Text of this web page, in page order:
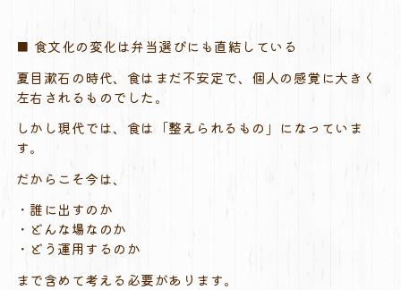
■ 食文化の変化は弁当選びにも直結している
夏目漱石の時代、食はまだ不安定で、個人の感覚に大きく
左右されるものでした。
しかし現代では、食は「整えられるもの」になっていま
す。
だからこそ今は、
・誰に出すのか
・どんな場なのか
・どう運用するのか
まで含めて考える必要があります。